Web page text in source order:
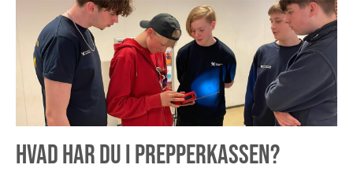
HVAD HAR DU I PREPPERKASSEN?